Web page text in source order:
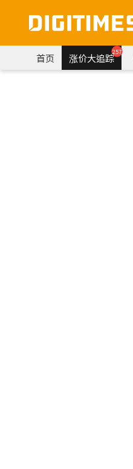
首页 涨价大追踪257